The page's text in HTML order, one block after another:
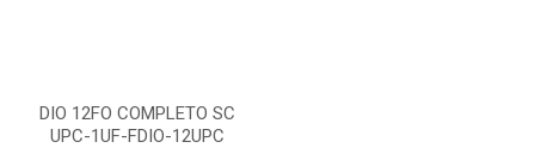
DIO 12FO COMPLETO SC
UPC-1UF-FDIO-12UPC